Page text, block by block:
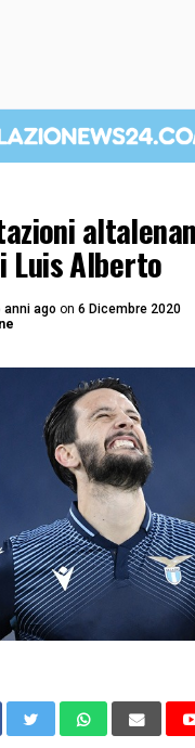
Luis Alberto
anni ago on 6 Dicembre 2020